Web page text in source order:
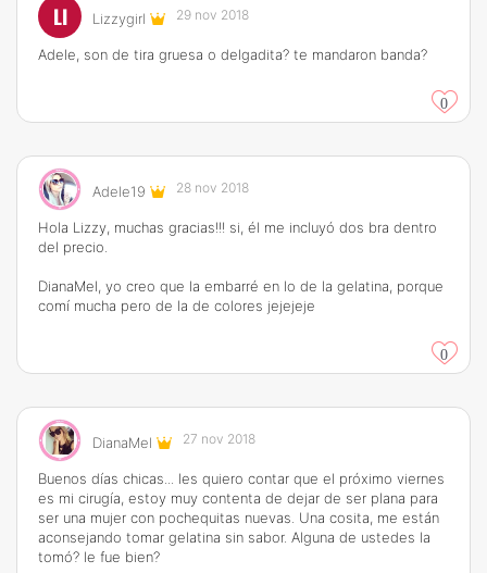
LI Lizzygirl 29 nov 2018
Adele, son de tira gruesa o delgadita? te mandaron banda?
0
Adele19 28 nov 2018
Hola Lizzy, muchas gracias!!! si, él me incluyó dos bra dentro
del precio.
DianaMel, yo creo que la embarré en lo de la gelatina, porque
comí mucha pero de la de colores jejejeje
0
DianaMel 27 nov 2018
Buenos días chicas... les quiero contar que el próximo viernes
es mi cirugía, estoy muy contenta de dejar de ser plana para
ser una mujer con pochequitas nuevas. Una cosita, me están
aconsejando tomar gelatina sin sabor. Alguna de ustedes la
tomó? le fue bien?